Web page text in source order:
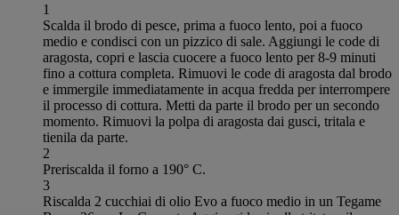
1
Scalda il brodo di pesce, prima a fuoco lento, poi a fuoco
medio e condisci con un pizzico di sale. Aggiungi le code di
aragosta, copri e lascia cuocere a fuoco lento per 8-9 minuti
fino a cottura completa. Rimuovi le code di aragosta dal brodo
e immergile immediatamente in acqua fredda per interrompere
il processo di cottura. Metti da parte il brodo per un secondo
momento. Rimuovi la polpa di aragosta dai gusci, tritala e
tienila da parte.
2
Preriscalda il forno a 190° C.
3
Riscalda 2 cucchiai di olio Evo a fuoco medio in un Tegame